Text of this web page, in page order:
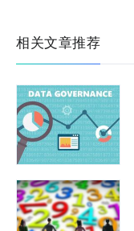
相关文章推荐